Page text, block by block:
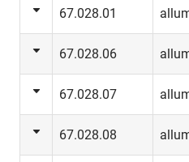
67.028.01
67.028.06
67.028.07
67.028.08